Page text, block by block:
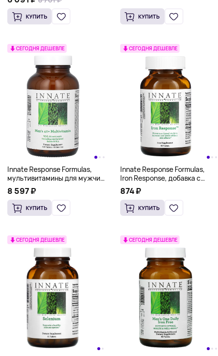
КУПИТЬ КУПИТЬ
СЕГОДНЯ ДЕШЕВЛЕ
Innate Response Formulas,
мультивитамины для мужчин
старше 40 лет, 120 таблеток
8 597 ₽
КУПИТЬ
СЕГОДНЯ ДЕШЕВЛЕ
Innate Response Formulas,
Iron Response, добавка с
железом, 90 таблеток
874 ₽
КУПИТЬ
СЕГОДНЯ ДЕШЕВЛЕ СЕГОДНЯ ДЕШЕВЛЕ